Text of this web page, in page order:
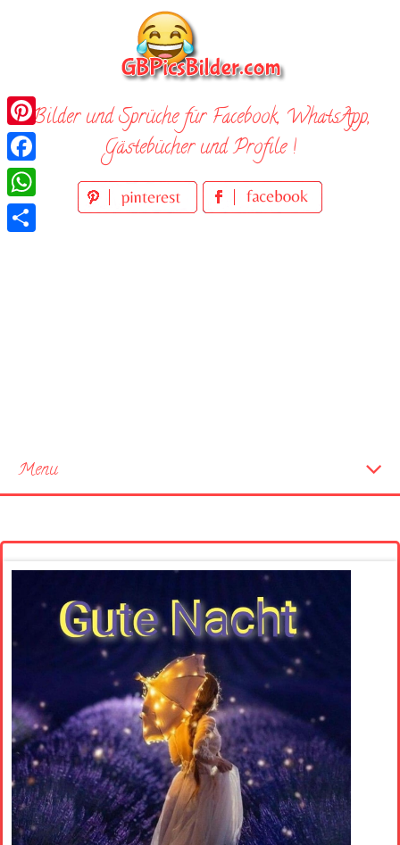
Bilder und Sprüche für Facebook, WhatsApp,
Gästebücher und Profile !
Menu
Pinterest
Facebook
WhatsApp